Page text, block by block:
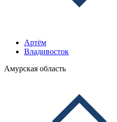
Артём
Владивосток
Амурская область